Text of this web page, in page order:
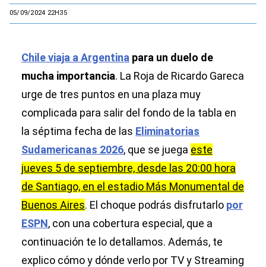
05/09/2024 22H35
Chile viaja a Argentina para un duelo de
mucha importancia. La Roja de Ricardo Gareca
urge de tres puntos en una plaza muy
complicada para salir del fondo de la tabla en
la séptima fecha de las Eliminatorias
Sudamericanas 2026, que se juega este
jueves 5 de septiembre, desde las 20:00 hora
de Santiago, en el estadio Más Monumental de
Buenos Aires. El choque podrás disfrutarlo por
ESPN, con una cobertura especial, que a
continuación te lo detallamos. Además, te
explico cómo y dónde verlo por TV y Streaming